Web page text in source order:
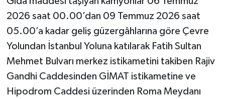
2026 saat 00.00’dan 09 Temmuz 2026 saat
05.00’a kadar geliş güzergâhlarına göre Çevre
Yolundan İstanbul Yoluna katılarak Fatih Sultan
Mehmet Bulvarı merkez istikametini takiben Rajiv
Gandhi Caddesinden GİMAT istikametine ve
Hipodrom Caddesi üzerinden Roma Meydanı